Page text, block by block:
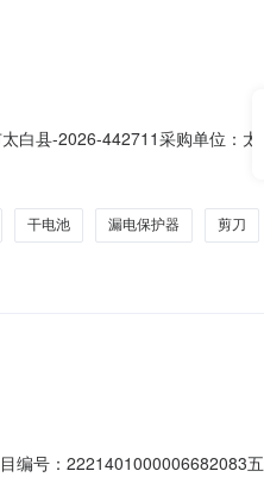
白县-2026-442711采购单位：太
采购计划备案书/核准书编
干电池 漏电保护器 剪刀
编号：2221401000006682083